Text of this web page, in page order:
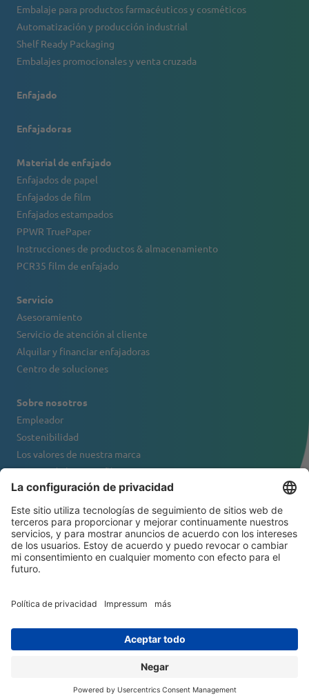
Embalaje para productos farmacéuticos y cosméticos
Automatización y producción industrial
Shelf Ready Packaging
Embalajes promocionales y venta cruzada
Enfajado
Enfajadoras
Material de enfajado
Enfajados de papel
Enfajados de film
Enfajados estampados
PPWR TruePaper
Instrucciones de productos & almacenamiento
PCR35 film de enfajado
Servicio
Asesoramiento
Servicio de atención al cliente
Alquilar y financiar enfajadoras
Centro de soluciones
Sobre nosotros
Empleador
Sostenibilidad
Los valores de nuestra marca
Retrato de la compañía
Contacto
BOLETÍN DE NOTICIAS
Política de privacidad
General Terms and Conditions